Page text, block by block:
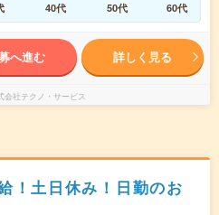
40代 50代 60代
へ進む 詳しく見る
会社テクノ・サービス
！土日休み！日勤のお